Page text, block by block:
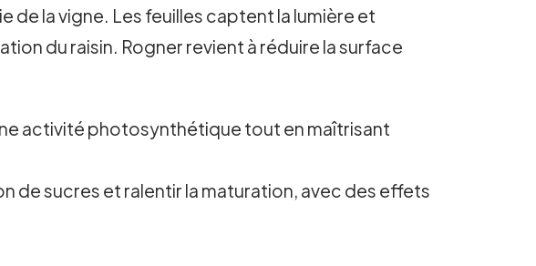
la vigne. Les feuilles captent la lumière et
du raisin. Rogner revient à réduire la surface
activité photosynthétique tout en maîtrisant
de sucres et ralentir la maturation, avec des effets